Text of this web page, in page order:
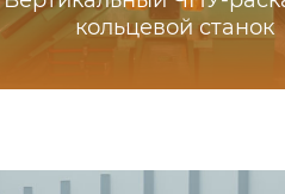
кольцевой станок